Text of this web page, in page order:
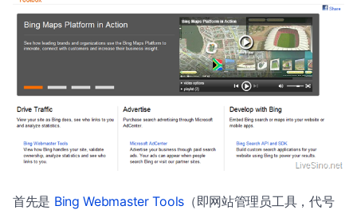
首先是 Bing Webmaster Tools（即网站管理员工具，代号